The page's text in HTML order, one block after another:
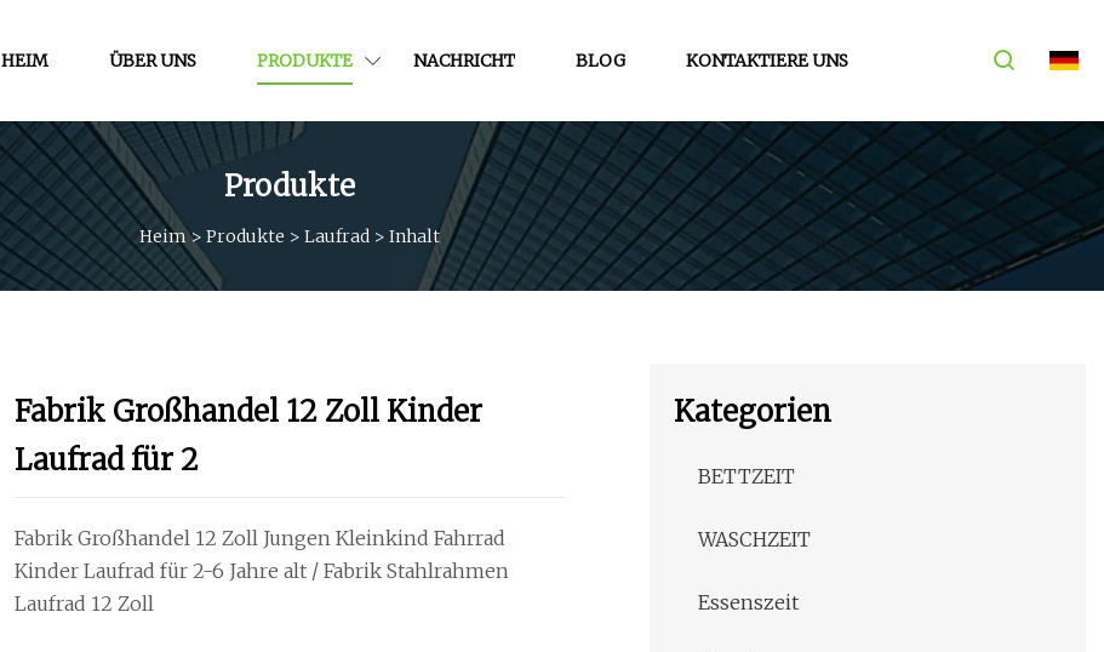
HEIM ÜBER UNS PRODUKTE NACHRICHT BLOG KONTAKTIERE UNS
Produkte
Heim> Produkte > Laufrad > Inhalt
Fabrik Großhandel 12 Zoll Kinder
Laufrad für 2
Fabrik Großhandel 12 Zoll Jungen Kleinkind Fahrrad
Kinder Laufrad für 2-6 Jahre alt / Fabrik Stahlrahmen
Laufrad 12 Zoll
Kategorien
BETTZEIT
WASCHZEIT
Essenszeit